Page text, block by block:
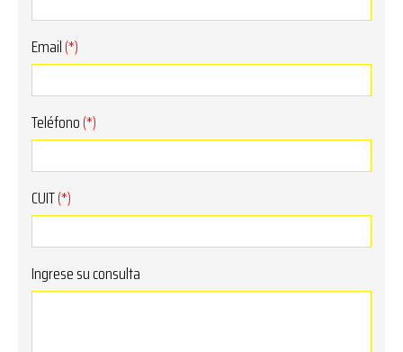
Email(*)
Teléfono(*)
CUIT(*)
Ingrese su consulta